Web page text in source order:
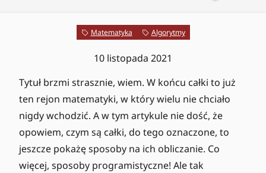
Matematyka Algorytmy
10 listopada 2021
Tytuł brzmi strasznie, wiem. W końcu całki to już
ten rejon matematyki, w który wielu nie chciało
nigdy wchodzić. A w tym artykule nie dość, że
opowiem, czym są całki, do tego oznaczone, to
jeszcze pokażę sposoby na ich obliczanie. Co
więcej, sposoby programistyczne! Ale tak